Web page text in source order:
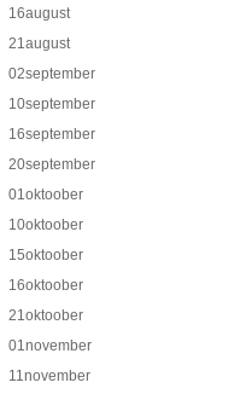
16august
21august
02september
10september
16september
20september
01oktoober
10oktoober
15oktoober
16oktoober
21oktoober
01november
11november